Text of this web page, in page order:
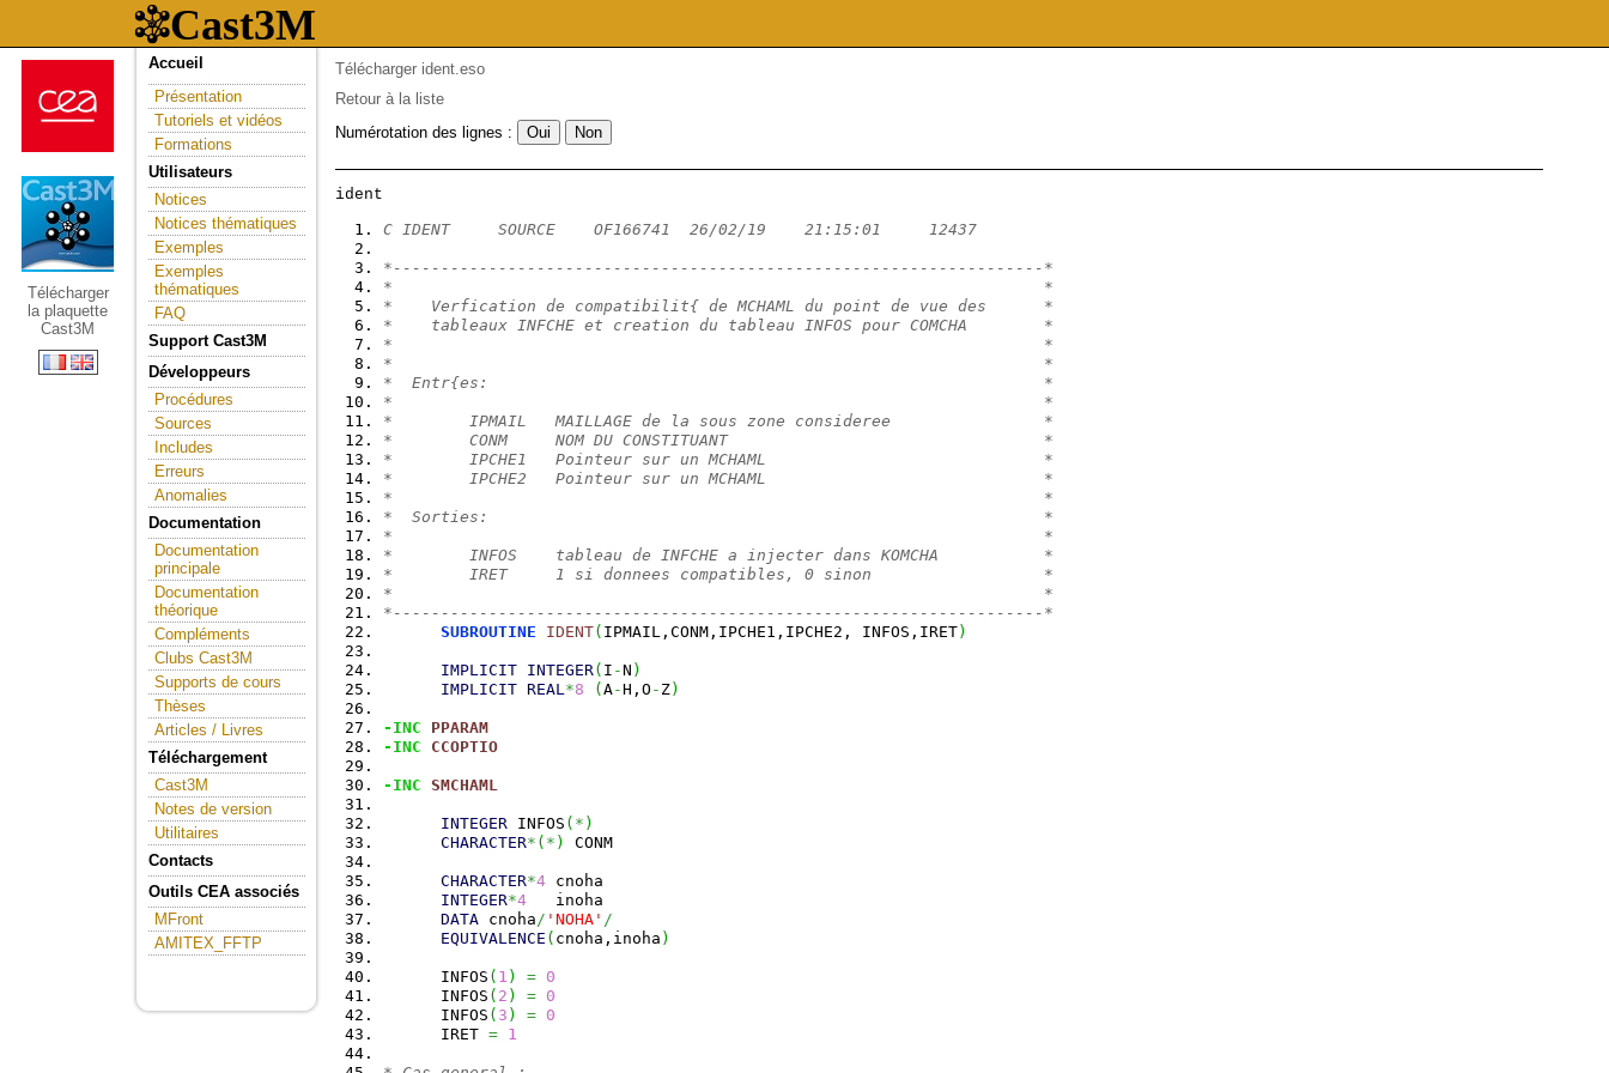
Télécharger
la plaquette
Cast3M
Accueil
Présentation
Tutoriels et vidéos
Formations
Utilisateurs
Notices
Notices thématiques
Exemples
Exemples
thématiques
FAQ
Support Cast3M
Développeurs
Procédures
Sources
Includes
Erreurs
Anomalies
Documentation
Documentation
principale
Documentation
théorique
Compléments
Clubs Cast3M
Supports de cours
Thèses
Articles / Livres
Téléchargement
Cast3M
Notes de version
Utilitaires
Contacts
Outils CEA associés
MFront
AMITEX_FFTP
Télécharger ident.eso
Retour à la liste
Numérotation des lignes :
C IDENT     SOURCE    OF166741  26/02/19    21:15:01     12437
*--------------------------------------------------------------------*
*                                                                    *
*    Verfication de compatibilit{ de MCHAML du point de vue des      *
*    tableaux INFCHE et creation du tableau INFOS pour COMCHA        *
*                                                                    *
*                                                                    *
*  Entr{es:                                                          *
*                                                                    *
*        IPMAIL   MAILLAGE de la sous zone consideree                *
*        CONM     NOM DU CONSTITUANT                                 *
*        IPCHE1   Pointeur sur un MCHAML                             *
*        IPCHE2   Pointeur sur un MCHAML                             *
*                                                                    *
*  Sorties:                                                          *
*                                                                    *
*        INFOS    tableau de INFCHE a injecter dans KOMCHA           *
*        IRET     1 si donnees compatibles, 0 sinon                  *
*                                                                    *
*--------------------------------------------------------------------*
SUBROUTINE
IDENT( IPMAIL,CONM,IPCHE1,IPCHE2, INFOS,IRET)
IMPLICIT INTEGER( I -N )
IMPLICIT REAL *8 (A-H,O - Z)
-INC
PPARAM
-INC
CCOPTIO
-INC SMCHAML
INTEGER INFOS ( * )
CHARACTER* ( * ) CONM
CHARACTER*4 cnoha
INTEGER*4
   inoha
DATA cnoha / 'NOHA' /
EQUIVALENCE ( cnoha,inoha )
      INFOS
( 1 ) = 0
      INFOS
( 2 ) = 0
      INFOS
( 3 ) = 0
      IRET
= 1